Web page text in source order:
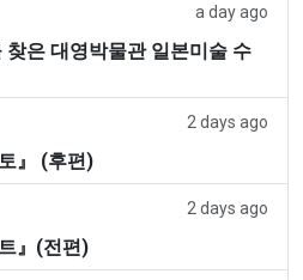
a day ago
은 대영박물관 일본미술 수
2 days ago
』 (후편)
2 days ago
』(전편)